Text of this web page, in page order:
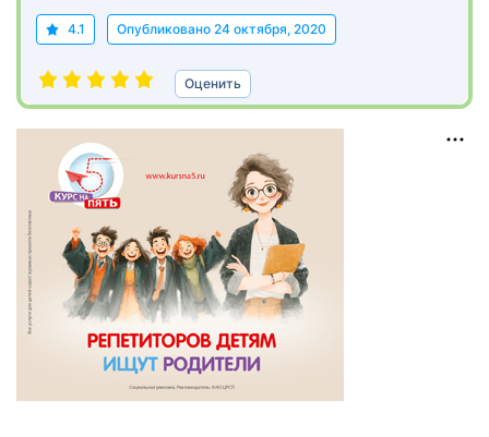
4.1 Опубликовано 24 октября, 2020
Оценить